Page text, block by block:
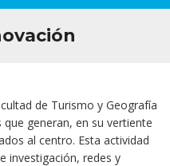
de Turismo y Geografía
generan, en su vertiente
al centro. Esta actividad
investigación, redes y